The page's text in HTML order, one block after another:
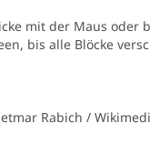
mit der Maus oder
bis alle Blöcke
Rabich /